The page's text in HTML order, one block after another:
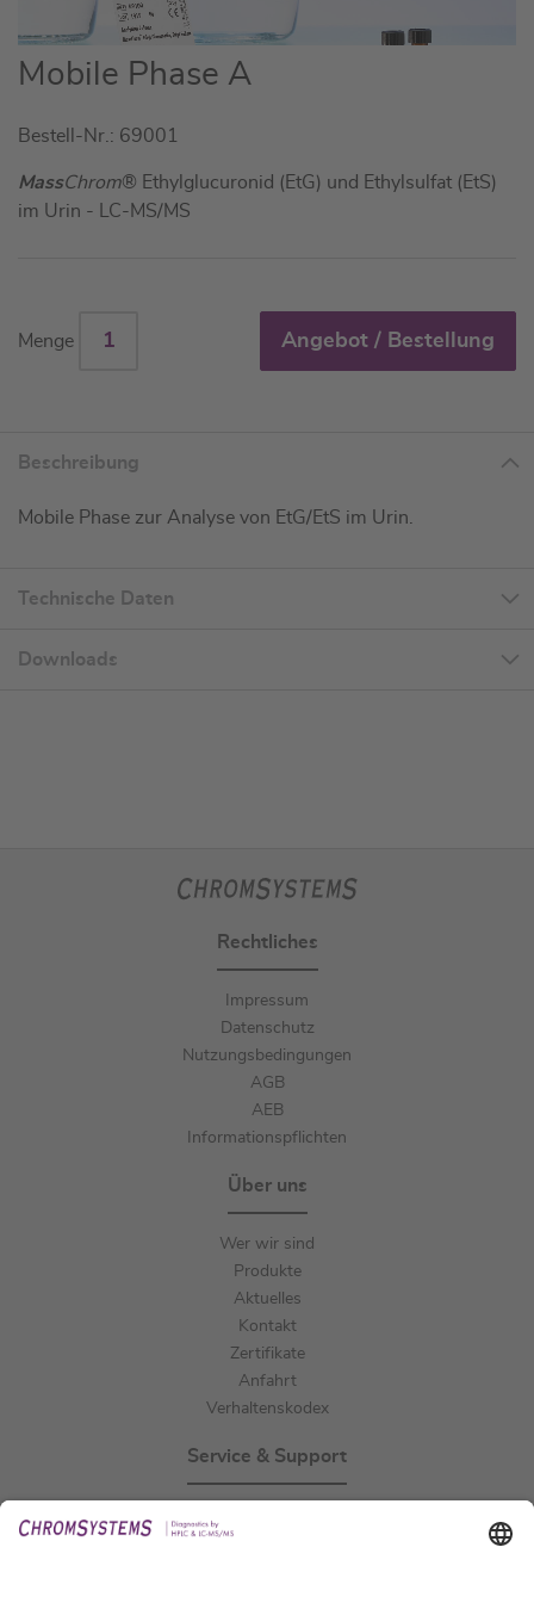
Zum
Anfang
Bildgalerie
springen
Mobile Phase A
Bestell-Nr.: 69001
MassChrom® Ethylglucuronid (EtG) und Ethylsulfat (EtS)
im Urin - LC-MS/MS
Menge Angebot / Bestellung
Beschreibung
Mobile Phase zur Analyse von EtG/EtS im Urin.
Technische Daten
Downloads
Rechtliches
Impressum
Datenschutz
Nutzungsbedingungen
AGB
AEB
Informationspflichten
Über uns
Wer wir sind
Produkte
Aktuelles
Kontakt
Zertifikate
Anfahrt
Verhaltenskodex
Service & Support